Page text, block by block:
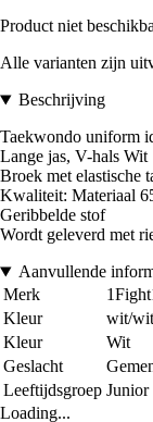
Product niet
Alle varianten zijn
Beschrijving
Taekwondo uniform
Lange jas, V-hals Wit
Broek met elastische
Kwaliteit: Materiaal
Geribbelde stof
Wordt geleverd met
Aanvullende
Merk
Kleur
wit/wit
Kleur
Wit
Geslacht
Leeftijdsgroep Junior
Loading...